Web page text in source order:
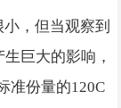
，但当观察到
巨大的影响，
准份量的120C